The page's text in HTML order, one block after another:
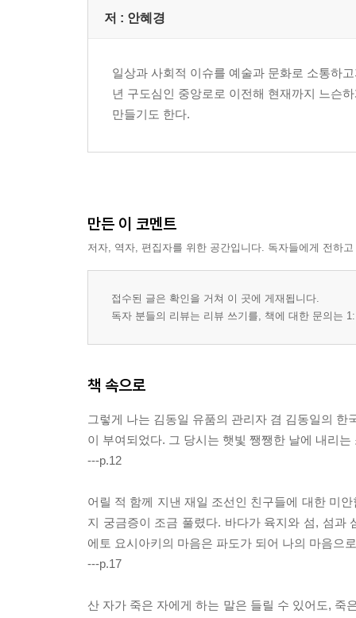
저 : 안혜경
일상과 사회적 이슈를 예술과 문화로 소통하
년 구도심인 중앙로로 이전해 현재까지 느슨
만들기도 한다.
만든 이 코멘트
저자, 역자, 편집자를 위한 공간입니다. 독자들에게 전하
접수된 글은 확인을 거쳐 이 곳에 게재됩니다.
독자 분들의 리뷰는 리뷰 쓰기를, 책에 대한 문의는
책 속으로
그렇게 나는 김동일 유품의 관리자 겸 김동일의
이 부여되었다. 그 당시는 햇빛 쨍쨍한 날에 내리는
---p.12
어릴 적 함께 지낸 재일 조선인 친구들에 대한 미
지 궁금증이 조금 풀렸다. 바다가 육지와 섬, 섬과
에토 요시아키의 마음은 파도가 되어 나의 마음으
---p.17
산 자가 죽은 자에게 하는 말은 들릴 수 있어도, 죽